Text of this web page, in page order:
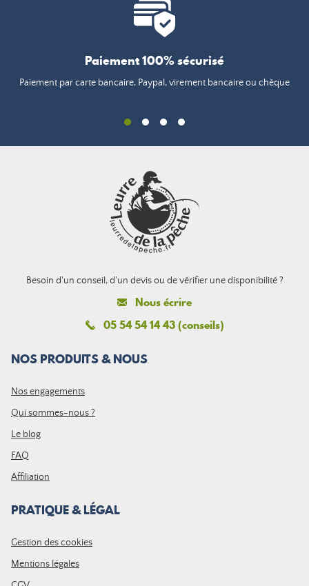
Paiement 100% sécurisé
Paiement par carte bancaire, Paypal, virement bancaire ou chèque
Besoin d'un conseil, d'un devis ou de vérifier une disponibilité ?
Nous écrire
05 54 54 14 43 (conseils)
NOS PRODUITS & NOUS
Nos engagements
Qui sommes-nous ?
Le blog
FAQ
Affiliation
PRATIQUE & LÉGAL
Gestion des cookies
Mentions légales